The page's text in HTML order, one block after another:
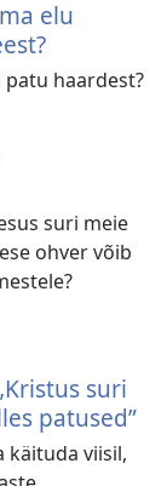
elu
haardest?
suri meie
ohver võib
suri
patused”
käituda viisil,